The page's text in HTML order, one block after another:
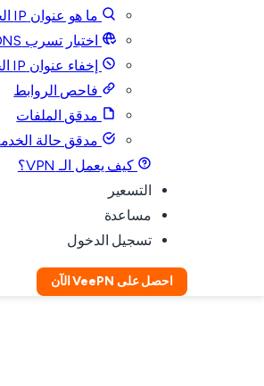
ما هو عنوان IP الخاص بي؟
اختبار تسرب DNS
إخفاء عنوان IP الخاص بك
فاحص الروابط
مدقق الملفات
مدقق حالة الخدمة
كيف يعمل الـ VPN؟
التسعير
مساعدة
تسجيل الدخول
احصل على VeePN الآن